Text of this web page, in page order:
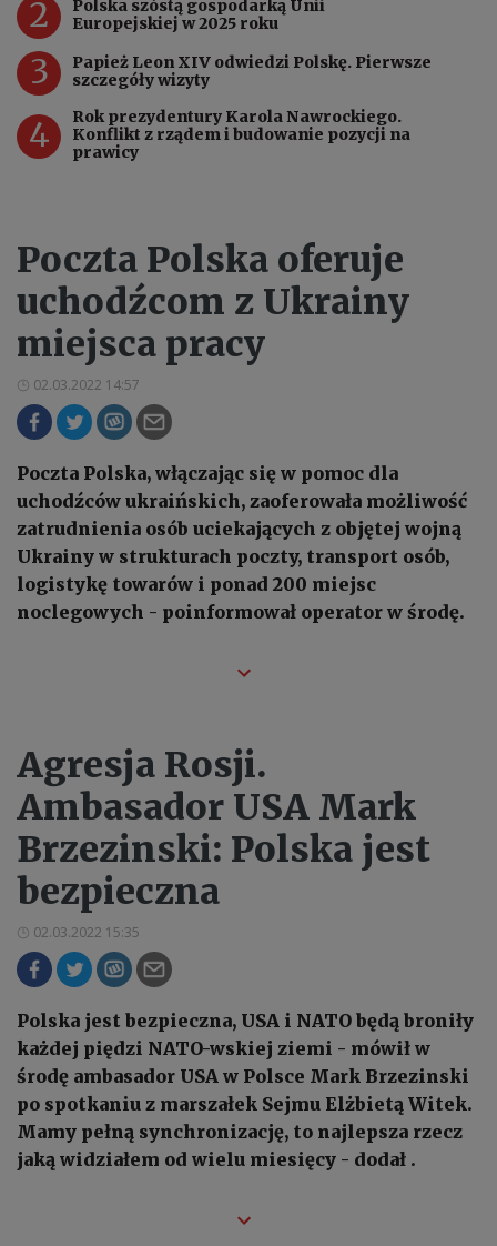
2
Polska szóstą gospodarką Unii
Europejskiej w 2025 roku
3
Papież Leon XIV odwiedzi Polskę. Pierwsze
szczegóły wizyty
4
Rok prezydentury Karola Nawrockiego.
Konflikt z rządem i budowanie pozycji na
prawicy
Poczta Polska oferuje
uchodźcom z Ukrainy
miejsca pracy
02.03.2022 14:57
Poczta Polska, włączając się w pomoc dla
uchodźców ukraińskich, zaoferowała możliwość
zatrudnienia osób uciekających z objętej wojną
Ukrainy w strukturach poczty, transport osób,
logistykę towarów i ponad 200 miejsc
noclegowych - poinformował operator w środę.
Agresja Rosji.
Ambasador USA Mark
Brzezinski: Polska jest
bezpieczna
02.03.2022 15:35
Polska jest bezpieczna, USA i NATO będą broniły
każdej piędzi NATO-wskiej ziemi - mówił w
środę ambasador USA w Polsce Mark Brzezinski
po spotkaniu z marszałek Sejmu Elżbietą Witek.
Mamy pełną synchronizację, to najlepsza rzecz
jaką widziałem od wielu miesięcy - dodał .